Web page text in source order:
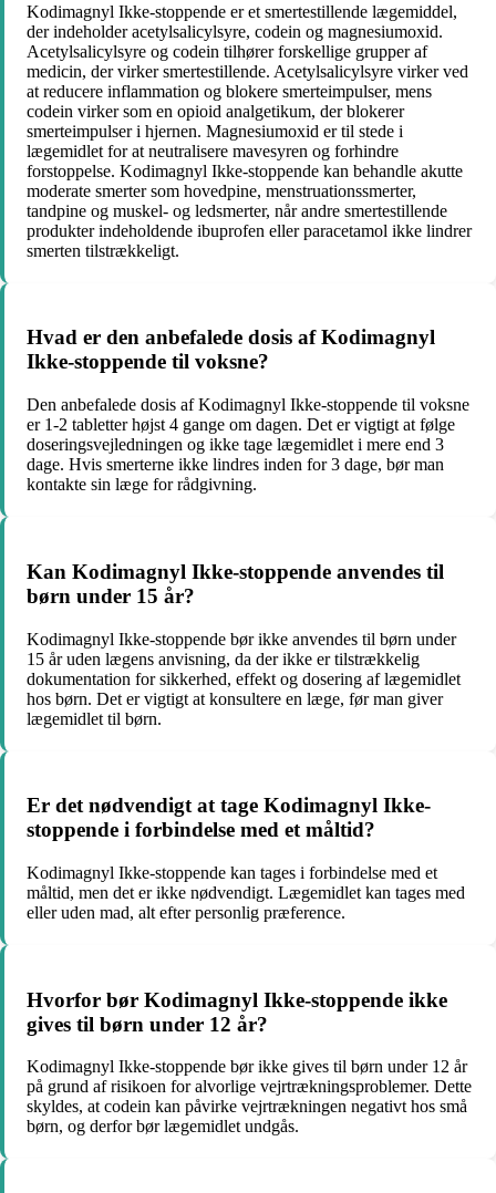
Kodimagnyl Ikke-stoppende er et smertestillende lægemiddel,
der indeholder acetylsalicylsyre, codein og magnesiumoxid.
Acetylsalicylsyre og codein tilhører forskellige grupper af
medicin, der virker smertestillende. Acetylsalicylsyre virker ved
at reducere inflammation og blokere smerteimpulser, mens
codein virker som en opioid analgetikum, der blokerer
smerteimpulser i hjernen. Magnesiumoxid er til stede i
lægemidlet for at neutralisere mavesyren og forhindre
forstoppelse. Kodimagnyl Ikke-stoppende kan behandle akutte
moderate smerter som hovedpine, menstruationssmerter,
tandpine og muskel- og ledsmerter, når andre smertestillende
produkter indeholdende ibuprofen eller paracetamol ikke lindrer
smerten tilstrækkeligt.
Hvad er den anbefalede dosis af Kodimagnyl
Ikke-stoppende til voksne?
Den anbefalede dosis af Kodimagnyl Ikke-stoppende til voksne
er 1-2 tabletter højst 4 gange om dagen. Det er vigtigt at følge
doseringsvejledningen og ikke tage lægemidlet i mere end 3
dage. Hvis smerterne ikke lindres inden for 3 dage, bør man
kontakte sin læge for rådgivning.
Kan Kodimagnyl Ikke-stoppende anvendes til
børn under 15 år?
Kodimagnyl Ikke-stoppende bør ikke anvendes til børn under
15 år uden lægens anvisning, da der ikke er tilstrækkelig
dokumentation for sikkerhed, effekt og dosering af lægemidlet
hos børn. Det er vigtigt at konsultere en læge, før man giver
lægemidlet til børn.
Er det nødvendigt at tage Kodimagnyl Ikke-
stoppende i forbindelse med et måltid?
Kodimagnyl Ikke-stoppende kan tages i forbindelse med et
måltid, men det er ikke nødvendigt. Lægemidlet kan tages med
eller uden mad, alt efter personlig præference.
Hvorfor bør Kodimagnyl Ikke-stoppende ikke
gives til børn under 12 år?
Kodimagnyl Ikke-stoppende bør ikke gives til børn under 12 år
på grund af risikoen for alvorlige vejrtrækningsproblemer. Dette
skyldes, at codein kan påvirke vejrtrækningen negativt hos små
børn, og derfor bør lægemidlet undgås.